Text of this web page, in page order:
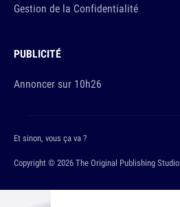
Gestion de la Confidentialité
PUBLICITÉ
Annoncer sur 10h26
Copyright © 2026 The Original Publishing Studio
Et sinon, vous ça va ?